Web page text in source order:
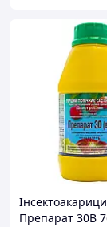
Препарат 30В